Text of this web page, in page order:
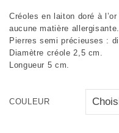
Créoles en laiton doré à
aucune matière allergisante.
Pierres semi précieuses :
Diamètre créole 2,5 cm.
Longueur 5 cm.
COULEUR